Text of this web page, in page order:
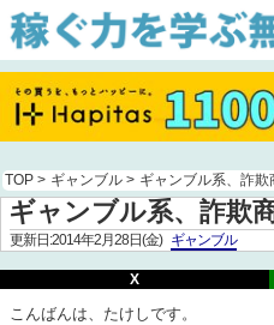
TOP > ギャンブル > ギャンブル系、詐
ギャンブル系、詐欺
更新日:2014年2月28日(金) ギャンブル
X
こんばんは、たけしです。